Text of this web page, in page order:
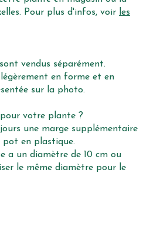
Pour plus d'infos, voir les
vendus séparément.
en forme et en
sur la photo.
votre plante ?
une marge supplémentaire
en plastique.
a un diamètre de 10 cm ou
le même diamètre pour le